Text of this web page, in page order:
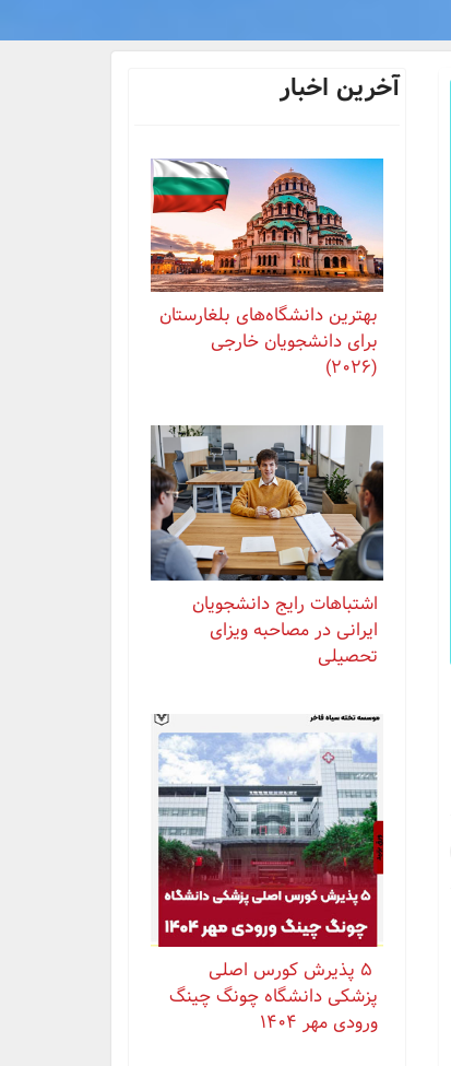
آخرین اخبار
بهترین دانشگاه‌های بلغارستان
برای دانشجویان خارجی
(2026)
اشتباهات رایج دانشجویان
ایرانی در مصاحبه ویزای
تحصیلی
پزشکی دانشگاه چونگ چینگ
ورودی مهر ۱۴۰۴